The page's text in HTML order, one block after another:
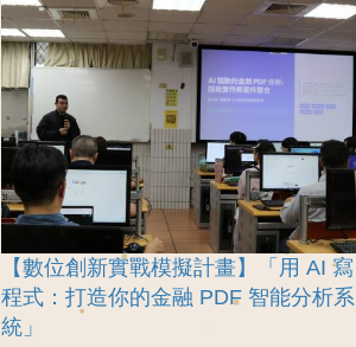
【數位創新實戰模擬計畫】「用 AI 寫
程式：打造你的金融 PDF 智能分析系
統」